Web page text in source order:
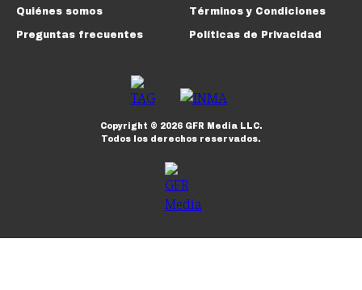
Quiénes somos
Preguntas frecuentes
Términos y Condiciones
Políticas de Privacidad
Copyright © 2026GFR Media LLC.
Todos los derechos reservados.